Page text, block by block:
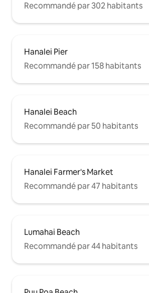
Recommandé par 302 habitants
Hanalei Pier
Recommandé par 158 habitants
Hanalei Beach
Recommandé par 50 habitants
Hanalei Farmer's Market
Recommandé par 47 habitants
Lumahai Beach
Recommandé par 44 habitants